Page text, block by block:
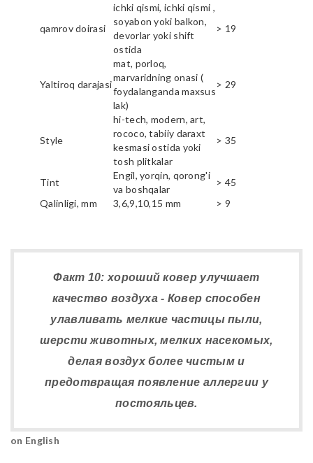
qamrov doirasi
ichki qismi, ichki qismi ,
soyabon yoki balkon,
devorlar yoki shift
ostida
> 19
Yaltiroq darajasi
mat, porloq,
marvaridning onasi (
foydalanganda maxsus
lak)
> 29
Style
hi-tech, modern, art,
rococo, tabiiy daraxt
kesmasi ostida yoki
tosh plitkalar
> 35
Tint
Engil, yorqin, qorong'i
va boshqalar
> 45
Qalinligi, mm
3,6,9,10,15 mm > 9
Факт 10: хороший ковер улучшает
качество воздуха - Ковер способен
улавливать мелкие частицы пыли,
шерсти животных, мелких насекомых,
делая воздух более чистым и
предотвращая появление аллергии у
постояльцев.
on English